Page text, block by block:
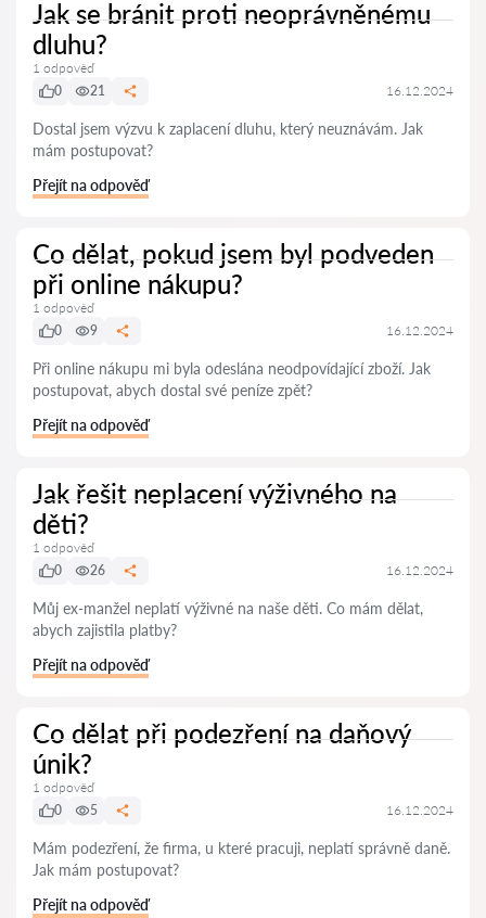
Jak se bránit proti neoprávněnému
dluhu?
1 odpověď
0
21 16.12.2024
Dostal jsem výzvu k zaplacení dluhu, který neuznávám. Jak
mám postupovat?
Přejít na odpověď
Co dělat, pokud jsem byl podveden
při online nákupu?
1 odpověď
0
9 16.12.2024
Při online nákupu mi byla odeslána neodpovídající zboží. Jak
postupovat, abych dostal své peníze zpět?
Přejít na odpověď
Jak řešit neplacení výživného na
děti?
1 odpověď
0
26 16.12.2024
Můj ex-manžel neplatí výživné na naše děti. Co mám dělat,
abych zajistila platby?
Přejít na odpověď
Co dělat při podezření na daňový
únik?
1 odpověď
0
5 16.12.2024
Mám podezření, že firma, u které pracuji, neplatí správně daně.
Jak mám postupovat?
Přejít na odpověď